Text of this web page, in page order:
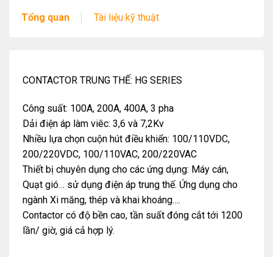
Tổng quan Tài liệu kỹ thuật
CONTACTOR TRUNG THẾ: HG SERIES
Công suất: 100A, 200A, 400A, 3 pha
Dải điện áp làm viêc: 3,6 và 7,2Kv
Nhiều lựa chọn cuộn hút điều khiển: 100/110VDC,
200/220VDC, 100/110VAC, 200/220VAC
Thiết bị chuyên dụng cho các ứng dụng: Máy cán,
Quạt gió… sử dụng điện áp trung thế. Ứng dụng cho
ngành Xi măng, thép và khai khoáng….
Contactor có độ bền cao, tần suất đóng cắt tới 1200
lần/ giờ, giá cả hợp lý.